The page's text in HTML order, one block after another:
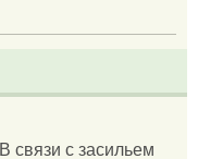
В связи с засильем